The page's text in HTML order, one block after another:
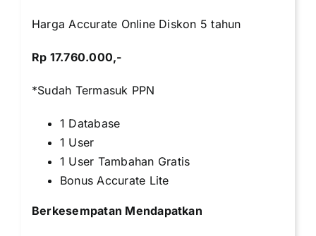
Harga Accurate Online Diskon 5 tahun
Rp 17.760.000,-
*Sudah Termasuk PPN
1 Database
1 User
1 User Tambahan Gratis
Bonus Accurate Lite
Berkesempatan Mendapatkan